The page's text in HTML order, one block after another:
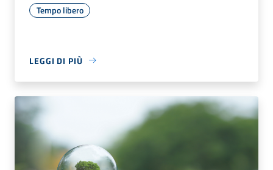
Tempo libero
LEGGI DI PIÙ